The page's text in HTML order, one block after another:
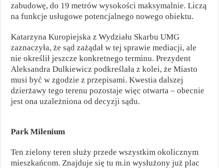
zabudowę, do 19 metrów wysokości maksymalnie. Liczą
na funkcje usługowe potencjalnego nowego obiektu.
Katarzyna Kuropiejska z Wydziału Skarbu UMG
zaznaczyła, że sąd zażądał w tej sprawie mediacji, ale
nie określił jeszcze konkretnego terminu. Prezydent
Aleksandra Dulkiewicz podkreślała z kolei, że Miasto
musi być w zgodzie z przepisami. Kwestia dalszej
dzierżawy tego terenu pozostaje więc otwarta – obecnie
jest ona uzależniona od decyzji sądu.
Park Milenium
Ten zielony teren służy przede wszystkim okolicznym
mieszkańcom. Znajduje się tu m.in wysłużony już plac